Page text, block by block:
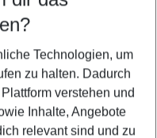
Technologien, um
zu halten. Dadurch
verstehen und
Inhalte, Angebote
relevant sind und zu